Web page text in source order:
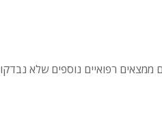
ממצאים רפואיים נוספים שלא